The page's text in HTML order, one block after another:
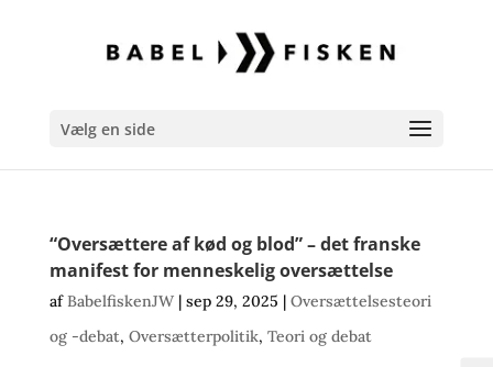
Vælg en side
“Oversættere af kød og blod” – det franske
manifest for menneskelig oversættelse
afBabelfiskenJW| sep 29, 2025 | Oversættelsesteori
og -debat, Oversætterpolitik, Teori og debat